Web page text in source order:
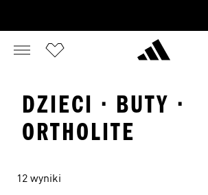
DZIECI · BUTY ·
ORTHOLITE
12 wyniki